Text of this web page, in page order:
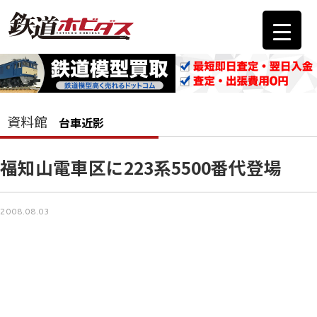
資料館 台車近影
福知山電車区に223系5500番代登場
2008.08.03